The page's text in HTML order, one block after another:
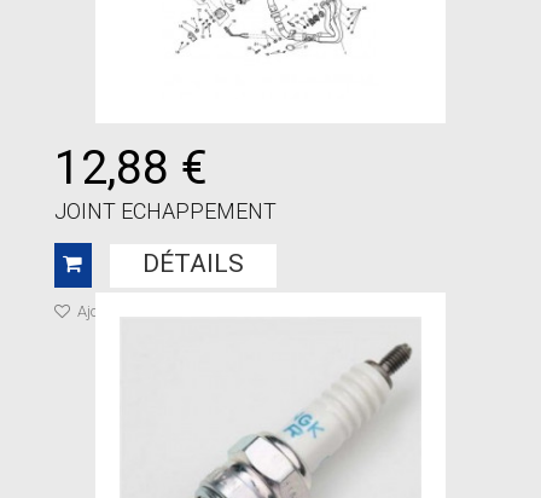
12,88 €
JOINT ECHAPPEMENT
DÉTAILS
Ajouter à ma liste de cadeaux